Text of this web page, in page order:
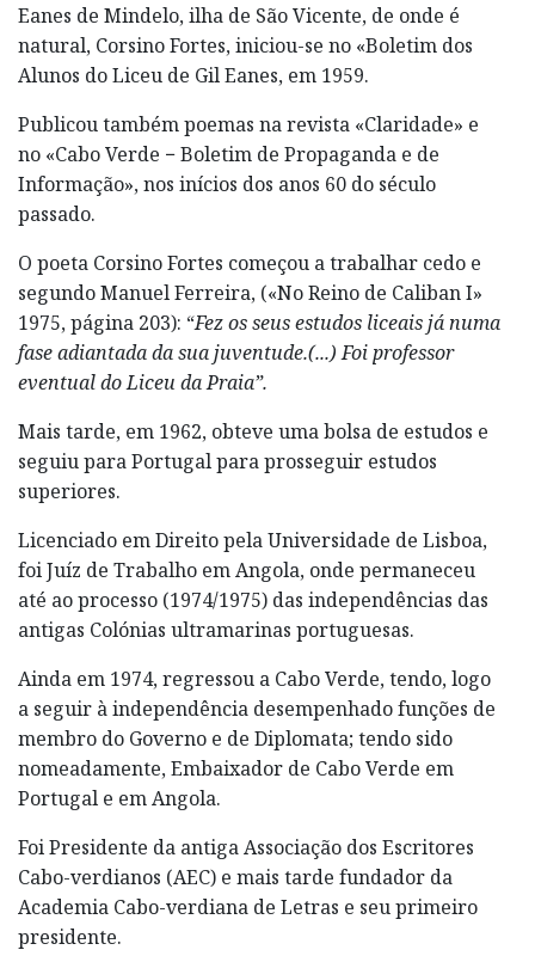
Eanes de Mindelo, ilha de São Vicente, de onde é
natural, Corsino Fortes, iniciou-se no «Boletim dos
Alunos do Liceu de Gil Eanes, em 1959.
Publicou também poemas na revista «Claridade» e
no «Cabo Verde − Boletim de Propaganda e de
Informação», nos inícios dos anos 60 do século
passado.
O poeta Corsino Fortes começou a trabalhar cedo e
segundo Manuel Ferreira, («No Reino de Caliban I»
1975, página 203): “Fez os seus estudos liceais já numa
fase adiantada da sua juventude.(...) Foi professor
eventual do Liceu daPraia”.
Mais tarde, em 1962, obteve uma bolsa de estudos e
seguiu para Portugal para prosseguir estudos
superiores.
Licenciado em Direito pela Universidade de Lisboa,
foi Juíz de Trabalho em Angola, onde permaneceu
até ao processo (1974/1975) das independências das
antigas Colónias ultramarinas portuguesas.
Ainda em 1974, regressou a Cabo Verde, tendo, logo
a seguir à independência desempenhado funções de
membro do Governo e de Diplomata; tendo sido
nomeadamente, Embaixador de Cabo Verde em
Portugal e em Angola.
Foi Presidente da antiga Associação dos Escritores
Cabo-verdianos (AEC) e mais tarde fundador da
Academia Cabo-verdiana de Letras e seu primeiro
presidente.